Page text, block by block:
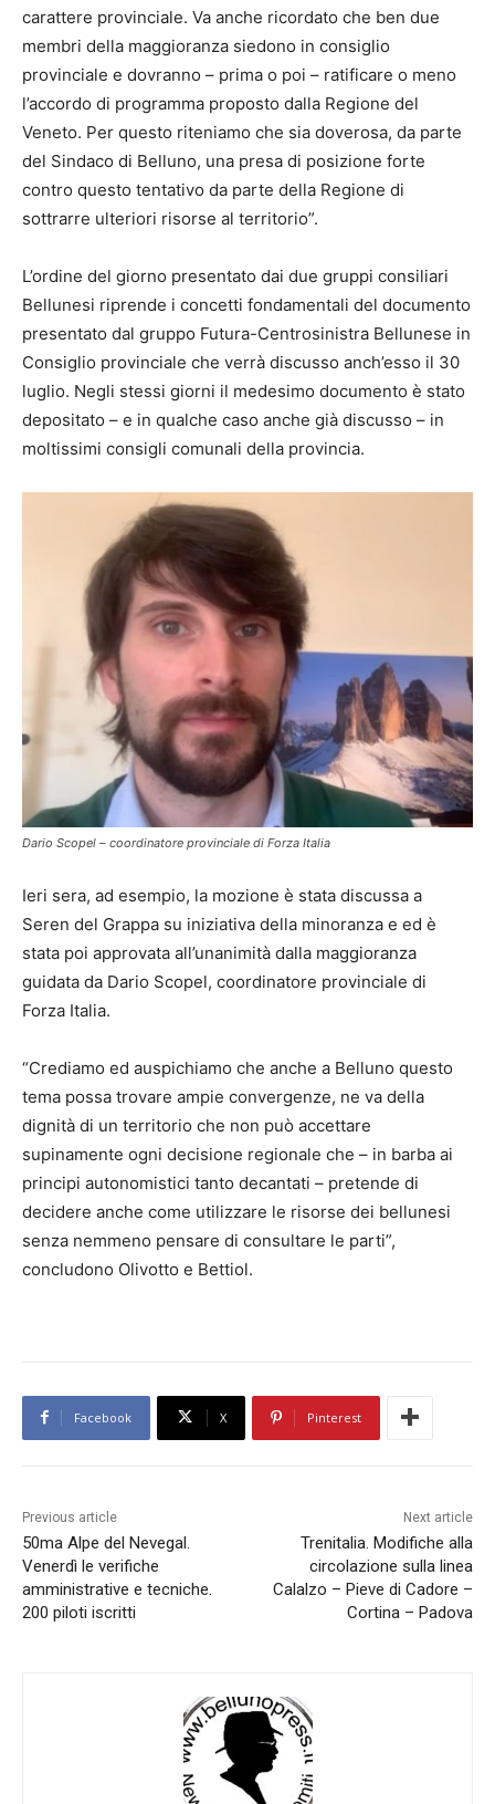
carattere provinciale. Va anche ricordato che ben due
membri della maggioranza siedono in consiglio
provinciale e dovranno – prima o poi – ratificare o meno
l’accordo di programma proposto dalla Regione del
Veneto. Per questo riteniamo che sia doverosa, da parte
del Sindaco di Belluno, una presa di posizione forte
contro questo tentativo da parte della Regione di
sottrarre ulteriori risorse al territorio”.
L’ordine del giorno presentato dai due gruppi consiliari
Bellunesi riprende i concetti fondamentali del documento
presentato dal gruppo Futura-Centrosinistra Bellunese in
Consiglio provinciale che verrà discusso anch’esso il 30
luglio. Negli stessi giorni il medesimo documento è stato
depositato – e in qualche caso anche già discusso – in
moltissimi consigli comunali della provincia.
Dario Scopel – coordinatore provinciale di Forza Italia
Ieri sera, ad esempio, la mozione è stata discussa a
Seren del Grappa su iniziativa della minoranza e ed è
stata poi approvata all’unanimità dalla maggioranza
guidata da Dario Scopel, coordinatore provinciale di
Forza Italia.
“Crediamo ed auspichiamo che anche a Belluno questo
tema possa trovare ampie convergenze, ne va della
dignità di un territorio che non può accettare
supinamente ogni decisione regionale che – in barba ai
principi autonomistici tanto decantati – pretende di
decidere anche come utilizzare le risorse dei bellunesi
senza nemmeno pensare di consultare le parti”,
concludono Olivotto e Bettiol.
Facebook X Pinterest
Previous article
50ma Alpe del Nevegal.
Venerdì le verifiche
amministrative e tecniche.
200 piloti iscritti
Next article
Trenitalia. Modifiche alla
circolazione sulla linea
Calalzo – Pieve di Cadore –
Cortina – Padova